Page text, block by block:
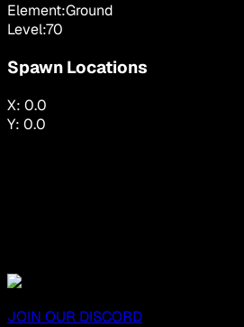
Element:Ground
Level:70
Spawn Locations
X: 0.0
Y: 0.0
JOIN OUR DISCORD